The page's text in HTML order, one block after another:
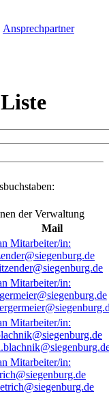
Ansprechpartner
der Verwaltung
Mail